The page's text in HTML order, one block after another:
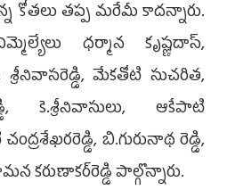
కోతలు తప్ప మరేమీ కాదన్నారు.
ధర్మాన కృష్ణదాస్,
మేకతోటి సుచరిత,
కె.శ్రీనివాసులు, ఆకేపాటి
బి.గురునాథ రెడ్డి,
కరుణాకర్‌రెడ్డి పాల్గొన్నారు.